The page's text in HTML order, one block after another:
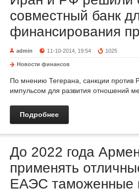
совместный банк
финансирования
admin 11-10-2014, 19:54 1025
Новости финансов
По мнению Тегерана, санкции против
импульсом для развития отношений
Подробнее
До 2022 года
применять
ЕАЭС таможенные